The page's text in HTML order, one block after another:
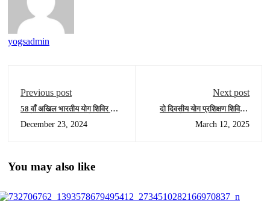
yogsadmin
Previous post
58 वाँ अखिल भारतीय योग शिविर का
480 अधिकारियों ने भाग लिया।
December 23, 2024
Next post
दो दिवसीय योग प्रशिक्षण शिविर –
March 12, 2025
You may also like